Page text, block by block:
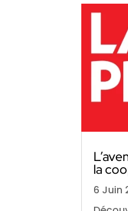
la
6 Juin